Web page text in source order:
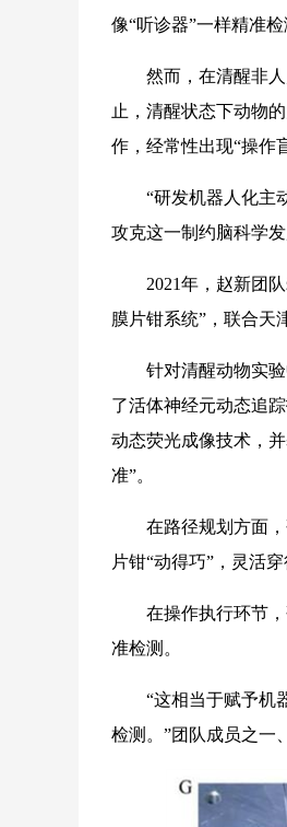
像“听诊器”一样精准
然而，在清醒非人
止，清醒状态下动物
作，经常性出现“操作
“研发机器人化主动
攻克这一制约脑科学
2021年，赵新团队
膜片钳系统”，联合天
针对清醒动物实验
了活体神经元动态追
动态荧光成像技术，
准”。
在路径规划方面，
片钳“动得巧”，灵活
在操作执行环节，
准检测。
“这相当于赋予机器
检测。”团队成员之一